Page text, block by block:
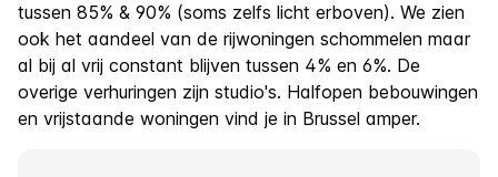
tussen 85% & 90% (soms zelfs licht erboven). We zien
ook het aandeel van de rijwoningen schommelen maar
al bij al vrij constant blijven tussen 4% en 6%. De
overige verhuringen zijn studio's. Halfopen bebouwingen
en vrijstaande woningen vind je in Brussel amper.